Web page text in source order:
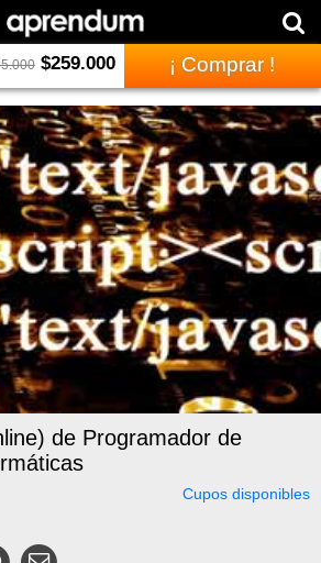
$259.000 ¡ Comprar !
de Programador de
Cupos disponibles